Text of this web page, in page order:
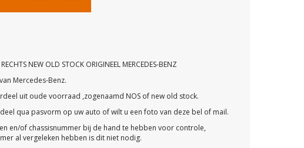
NEW OLD STOCK ORIGINEEL MERCEDES-BENZ
Mercedes-Benz.
uit oude voorraad ,zogenaamd NOS of new old stock.
qua pasvorm op uw auto of wilt u een foto van deze bel of mail.
en/of chassisnummer bij de hand te hebben voor controle,
al vergeleken hebben is dit niet nodig.